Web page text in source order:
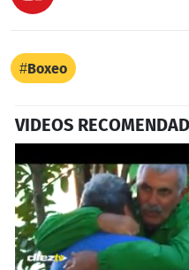
Boxeo
VIDEOS